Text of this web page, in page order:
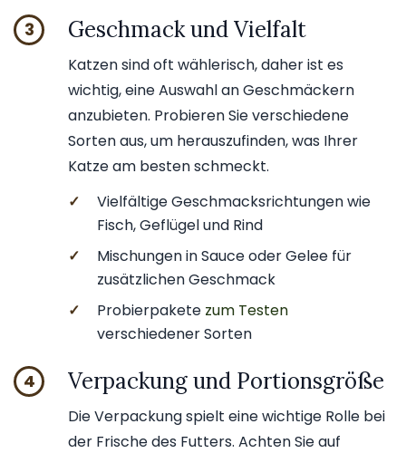
3 Geschmack und Vielfalt
Katzen sind oft wählerisch, daher ist es
wichtig, eine Auswahl an Geschmäckern
anzubieten. Probieren Sie verschiedene
Sorten aus, um herauszufinden, was Ihrer
Katze am besten schmeckt.
✓
Vielfältige Geschmacksrichtungen wie
Fisch, Geflügel und Rind
✓
Mischungen in Sauce oder Gelee für
zusätzlichen Geschmack
✓
Probierpakete zum Testen
verschiedener Sorten
4 Verpackung und Portionsgröße
Die Verpackung spielt eine wichtige Rolle bei
der Frische des Futters. Achten Sie auf